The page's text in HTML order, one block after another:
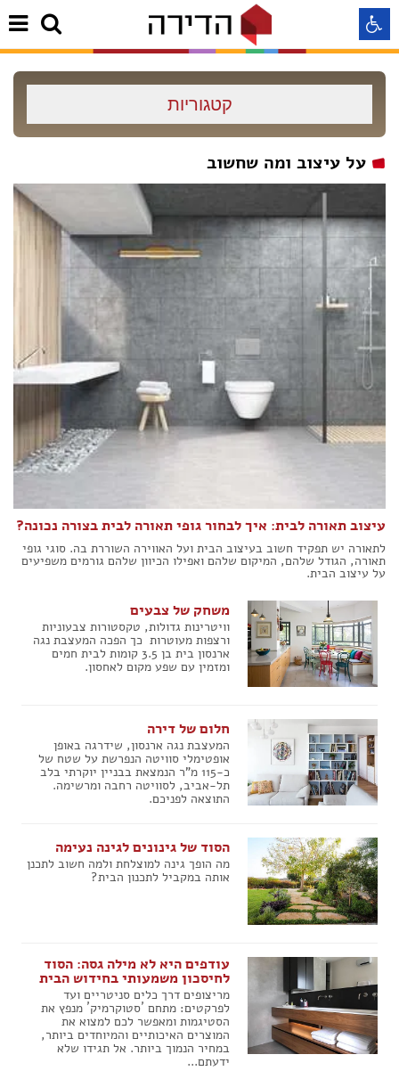
קטגוריות
על עיצוב ומה שחשוב
עיצוב תאורה לבית: איך לבחור גופי תאורה לבית בצורה נכונה?
לתאורה יש תפקיד חשוב בעיצוב הבית ועל האווירה השוררת בה. סוגי גופי
תאורה, הגודל שלהם, המיקום שלהם ואפילו הכיוון שלהם גורמים משפיעים
על עיצוב הבית.
משחק של צבעים
וויטרינות גדולות, טקסטורות צבעוניות
ורצפות מעוטרות  כך הפכה המעצבת נגה
ארנסון בית בן 3.5 קומות לבית חמים
ומזמין עם שפע מקום לאחסון.
חלום של דירה
המעצבת נגה ארנסון, שידרגה באופן
אופטימלי סוויטה הנפרשת על שטח של
כ-115 מ"ר הנמצאת בבניין יוקרתי בלב
תל-אביב, לסוויטה רחבה ומרשימה.
התוצאה לפניכם.
הסוד של גינונים לגינה נעימה
מה הופך גינה למוצלחת ולמה חשוב לתכנן
אותה במקביל לתכנון הבית?
עודפים היא לא מילה גסה: הסוד
לחיסכון משמעותי בחידוש הבית
מריצופים דרך כלים סניטריים ועד
לפרקטים: מתחם ´סטוקרמיק´ מנפץ את
הסטיגמות ומאפשר לכם למצוא את
המוצרים האיכותיים והמיוחדים ביותר,
במחיר הנמוך ביותר. אל תגידו שלא
ידעתם...
תצוגה רגילה
הדגשת קישורים
Aא Aא
הצהרת נגישות